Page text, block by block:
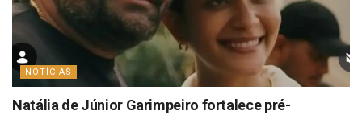
NOTÍCIAS
Natália de Júnior Garimpeiro fortalece pré-